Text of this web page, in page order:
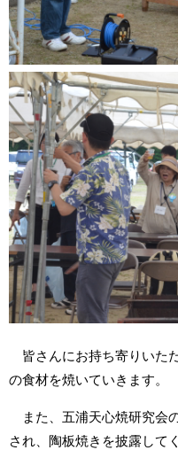
皆さんにお持ち寄りいた
の食材を焼いていきます。
また、五浦天心焼研究会
され、陶板焼きを披露して